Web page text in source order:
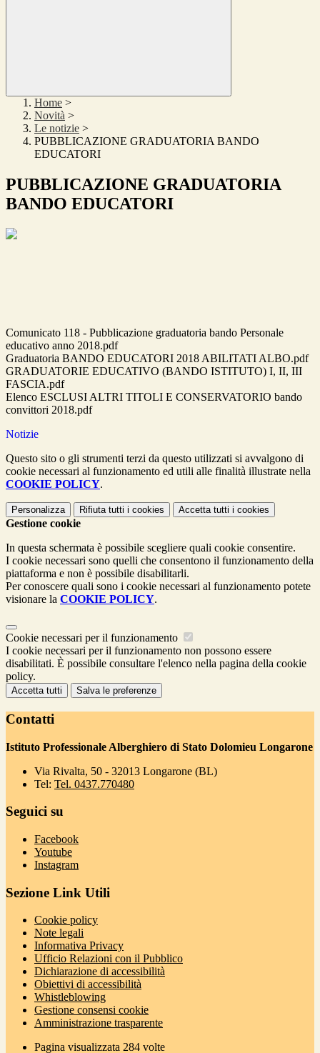
Home >
Novità >
Le notizie >
PUBBLICAZIONE GRADUATORIA BANDO
EDUCATORI
PUBBLICAZIONE GRADUATORIA
BANDO EDUCATORI
Comunicato 118 - Pubblicazione graduatoria bando Personale
educativo anno 2018.pdf
Graduatoria BANDO EDUCATORI 2018 ABILITATI ALBO.pdf
GRADUATORIE EDUCATIVO (BANDO ISTITUTO) I, II, III
FASCIA.pdf
Elenco ESCLUSI ALTRI TITOLI E CONSERVATORIO bando
convittori 2018.pdf
Notizie
Questo sito o gli strumenti terzi da questo utilizzati si avvalgono di
cookie necessari al funzionamento ed utili alle finalità illustrate nella
COOKIE POLICY.
Personalizza Rifiuta tutti i cookies Accetta tutti i cookies
Gestione cookie
In questa schermata è possibile scegliere quali cookie consentire.
I cookie necessari sono quelli che consentono il funzionamento della
piattaforma e non è possibile disabilitarli.
Per conoscere quali sono i cookie necessari al funzionamento potete
visionare la COOKIE POLICY.
Cookie necessari per il funzionamento
I cookie necessari per il funzionamento non possono essere
disabilitati. È possibile consultare l'elenco nella pagina della cookie
policy.
Accetta tutti Salva le preferenze
Contatti
Istituto Professionale Alberghiero di Stato Dolomieu Longarone
Via Rivalta, 50 - 32013 Longarone (BL)
Tel: Tel. 0437.770480
Seguici su
Facebook
Youtube
Instagram
Sezione Link Utili
Cookie policy
Note legali
Informativa Privacy
Ufficio Relazioni con il Pubblico
Dichiarazione di accessibilità
Obiettivi di accessibilità
Whistleblowing
Gestione consensi cookie
Amministrazione trasparente
Pagina visualizzata 284 volte